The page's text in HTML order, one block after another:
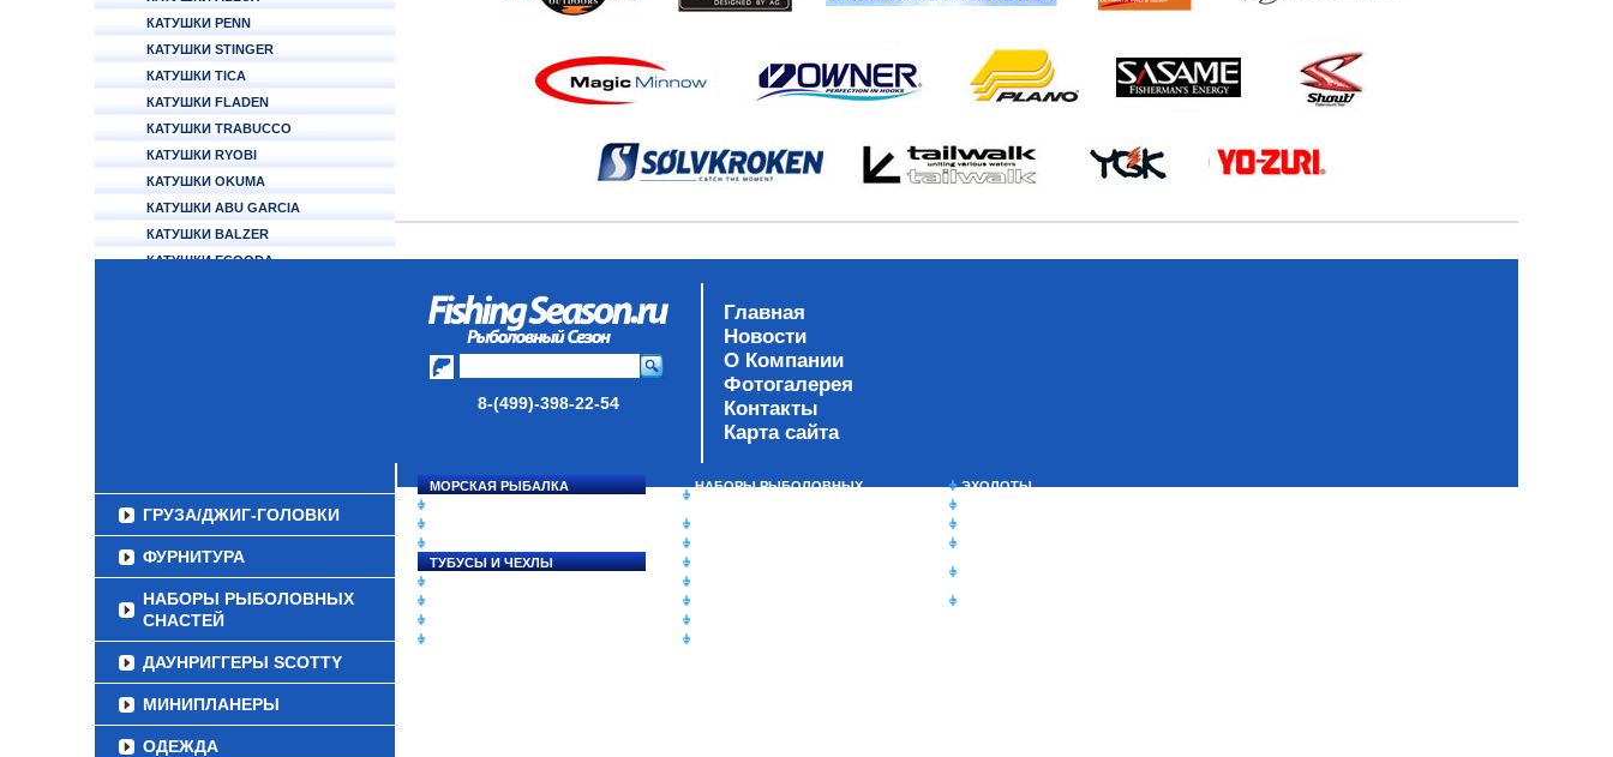
КАТУШКИ PENN
КАТУШКИ STINGER
КАТУШКИ TICA
КАТУШКИ FLADEN
КАТУШКИ TRABUCCO
КАТУШКИ RYOBI
КАТУШКИ OKUMA
КАТУШКИ ABU GARCIA
КАТУШКИ BALZER
КАТУШКИ ECOODA
ГРУЗА/ДЖИГ-ГОЛОВКИ
ФУРНИТУРА
НАБОРЫ РЫБОЛОВНЫХ
СНАСТЕЙ
ДАУНРИГГЕРЫ SCOTTY
МИНИПЛАНЕРЫ
ОДЕЖДА
8-(499)-398-22-54
Главная
Новости
О Компании
Фотогалерея
Контакты
Карта сайта
МОРСКАЯ РЫБАЛКА
ТУБУСЫ И ЧЕХЛЫ
НАБОРЫ РЫБОЛОВНЫХ
ЭХОЛОТЫ